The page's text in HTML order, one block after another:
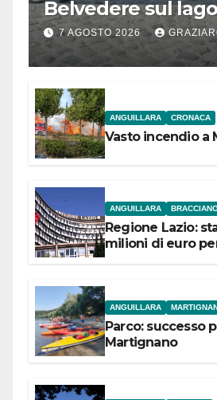
Belvedere sul
Bracciano: ieri
l’inaugurazione
7 AGOSTO 2026
ANGUILLARA CRONACA
Vasto incendio a
ANGUILLARA
Regione Lazio:
milioni di euro
ANGUILLARA
Parco: successo
Martignano